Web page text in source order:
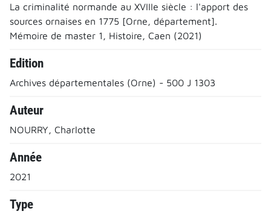
La criminalité normande au XVIIIe siècle : l'apport des
sources ornaises en 1775 [Orne, département].
Mémoire de master 1, Histoire, Caen (2021)
Edition
Archives départementales (Orne) - 500 J 1303
Auteur
NOURRY, Charlotte
Année
2021
Type